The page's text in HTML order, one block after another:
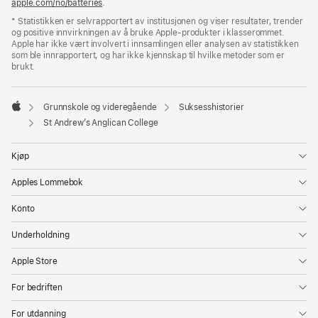
apple.com/no/batteries.
* Statistikken er selvrapportert av institusjonen og viser resultater, trender
og positive innvirkningen av å bruke Apple-produkter i klasserommet.
Apple har ikke vært involvert i innsamlingen eller analysen av statistikken
som ble innrapportert, og har ikke kjennskap til hvilke metoder som er
brukt.

Apple
Grunnskole og videregående
Suksesshistorier
St Andrew’s Anglican College
Kjøp
Apples Lommebok
Konto
Underholdning
Apple Store
For bedriften
For utdanning